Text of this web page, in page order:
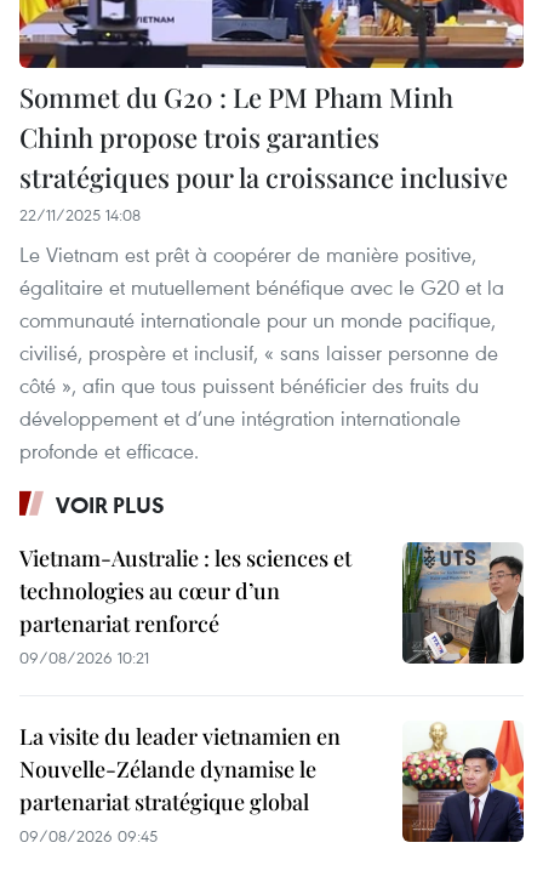
Sommet du G20 : Le PM Pham Minh
Chinh propose trois garanties
stratégiques pour la croissance inclusive
22/11/2025 14:08
Le Vietnam est prêt à coopérer de manière positive,
égalitaire et mutuellement bénéfique avec le G20 et la
communauté internationale pour un monde pacifique,
civilisé, prospère et inclusif, « sans laisser personne de
côté », afin que tous puissent bénéficier des fruits du
développement et d’une intégration internationale
profonde et efficace.
VOIR PLUS
Vietnam-Australie : les sciences et
technologies au cœur d’un
partenariat renforcé
09/08/2026 10:21
La visite du leader vietnamien en
Nouvelle-Zélande dynamise le
partenariat stratégique global
09/08/2026 09:45